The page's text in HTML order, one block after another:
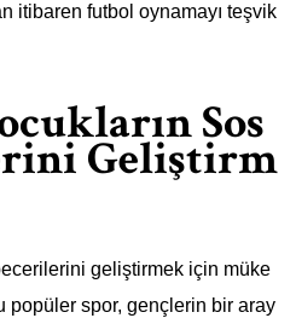
itibaren futbol oynamayı teşvik
Sos
Geliştirm
geliştirmek için müke
popüler spor, gençlerin bir aray